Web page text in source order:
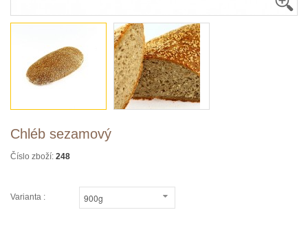
Chléb sezamový
Číslo zboží: 248
Varianta :